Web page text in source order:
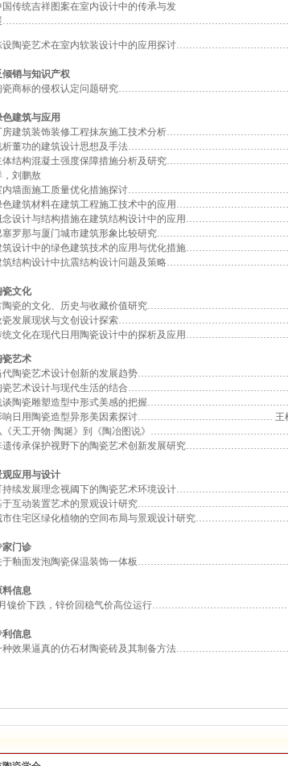
国传统吉祥图案在室内设计中的传承与发
设陶瓷艺术在室内软装设计中的应用探讨
倾销与知识产权
瓷商标的侵权认定问题研究
色建筑与应用
房建筑装饰装修工程抹灰施工技术分析
析董功的建筑设计思想及手法
体结构混凝土强度保障措施分析及研究
，刘鹏敖
内墙面施工质量优化措施探讨
色建筑材料在建筑工程施工技术中的应用
念设计与结构措施在建筑结构设计中的应用
塞罗那与厦门城市建筑形象比较研究
筑设计中的绿色建筑技术的应用与优化措施
筑结构设计中抗震结构设计问题及策略
瓷文化
陶瓷的文化、历史与收藏价值研究
瓷发展现状与文创设计探索
统文化在现代日用陶瓷设计中的探析及应用
瓷艺术
代陶瓷艺术设计创新的发展趋势…………………………………………
瓷艺术设计与现代生活的结合
谈陶瓷雕塑造型中形式美感的把握
响日用陶瓷造型异形美因素探讨…………………………………… 王梓
《天工开物·陶埏》到《陶冶图说》
遗传承保护视野下的陶瓷艺术创新发展研究
观应用与设计
持续发展理念视阈下的陶瓷艺术环境设计
于互动装置艺术的景观设计研究
市住宅区绿化植物的空间布局与景观设计研究
家门诊
于釉面发泡陶瓷保温装饰一体板
料信息
镍价下跌，锌价回稳气价高位运行
利信息
种效果逼真的仿石材陶瓷砖及其制备方法